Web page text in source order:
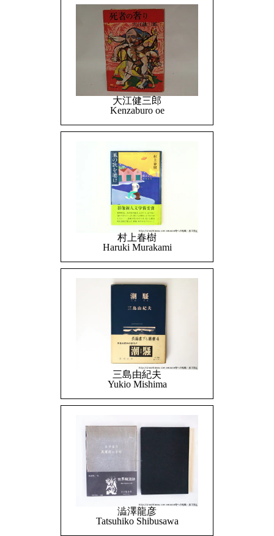
大江健三郎
Kenzaburo oe
村上春樹
Haruki Murakami
三島由紀夫
Yukio Mishima
澁澤龍彦
Tatsuhiko Shibusawa